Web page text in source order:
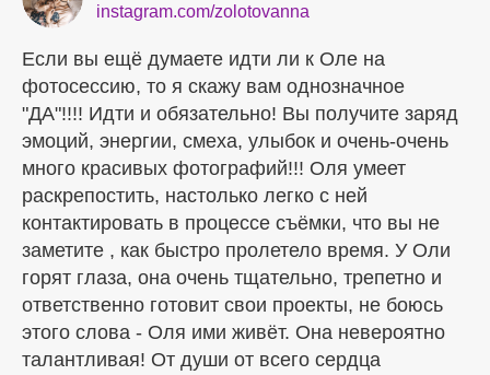
instagram.com/zolotovanna
Если вы ещё думаете идти ли к Оле на
фотосессию, то я скажу вам однозначное
"ДА"!!!! Идти и обязательно! Вы получите заряд
эмоций, энергии, смеха, улыбок и очень-очень
много красивых фотографий!!! Оля умеет
раскрепостить, настолько легко с ней
контактировать в процессе съёмки, что вы не
заметите , как быстро пролетело время. У Оли
горят глаза, она очень тщательно, трепетно и
ответственно готовит свои проекты, не боюсь
этого слова - Оля ими живёт. Она невероятно
талантливая! От души от всего сердца